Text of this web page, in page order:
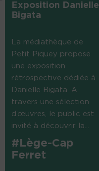
Exposition Danielle
Bigata
La médiathèque de
Petit Piquey propose
une exposition
rétrospective dédiée à
Danielle Bigata. A
travers une sélection
d’œuvres, le public est
invité à découvrir la...
#Lège-Cap
Ferret